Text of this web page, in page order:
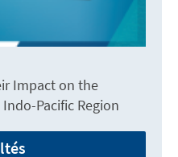
Impact on the
Pacific Region